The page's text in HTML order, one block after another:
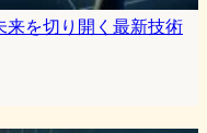
を切り開く最新技術